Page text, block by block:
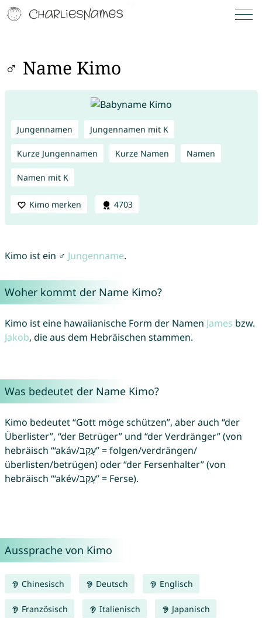
♂ Name Kimo
Jungennamen Jungennamen mit K
Kurze Jungennamen Kurze Namen Namen
Namen mit K
Kimo merken 4703
Kimo ist ein ♂ Jungenname.
Woher kommt der Name Kimo?
Kimo ist eine hawaiianische Form der Namen James bzw.
Jakob, die aus dem Hebräischen stammen.
Was bedeutet der Name Kimo?
Kimo bedeutet “Gott möge schützen”, aber auch “der
Überlister”, “der Betrüger” und “der Verdränger” (von
hebräisch “‘akáv/עָקַב” = folgen/verdrängen/
überlisten/betrügen) oder “der Fersenhalter” (von
hebräisch “‘akév/עָקֵב” = Ferse).
Aussprache von Kimo
Chinesisch Deutsch Englisch
Französisch Italienisch Japanisch